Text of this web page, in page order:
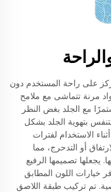
على راحة المستخدم دون
مرنة تتماشى مع ملامح
مع الجلد بغض النظر
بتهوية الجلد بشكل
الاستخدام لفترات
أو التدحرج، مما
يجعلها تصميمها الرفيع
خيارات اللون المطابق
تم تركيب طبقة اللاصق